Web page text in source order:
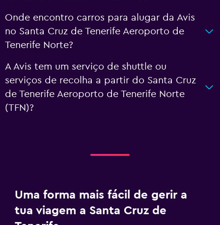
Onde encontro carros para alugar da Avis
no Santa Cruz de Tenerife Aeroporto de
Tenerife Norte?
A Avis tem um serviço de shuttle ou
serviços de recolha a partir do Santa Cruz
de Tenerife Aeroporto de Tenerife Norte
(TFN)?
Uma forma mais fácil de gerir a
tua viagem a Santa Cruz de